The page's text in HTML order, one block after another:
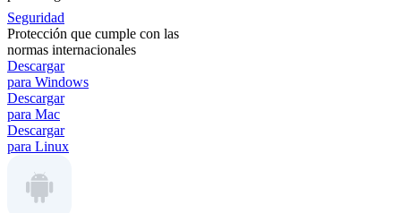
Seguridad
Protección que cumple con las
normas internacionales
Descargar
para Windows
Descargar
para Mac
Descargar
para Linux